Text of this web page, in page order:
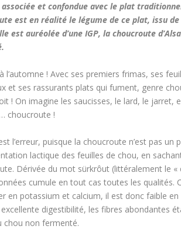
associée et confondue avec le plat
est en réalité le légume de ce plat, issu
est auréolée d’une IGP, la choucroute
l’automne ! Avec ses premiers frimas, ses
et ses rassurants plats qui fument, genre
! On imagine les saucisses, le lard, le
choucroute !
l’erreur, puisque la choucroute n’est pas
lactique des feuilles de chou, en
Dérivée du mot sürkrôut (littéralement le «
cumule en tout cas toutes les qualités.
en potassium et calcium, il est donc faible
excellente digestibilité, les fibres abondantes
chou non fermenté.